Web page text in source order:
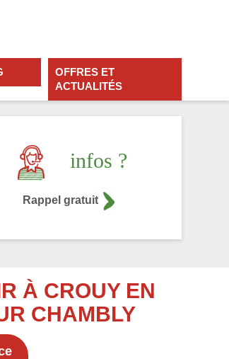
OFFRES ET
ACTUALITÉS
infos ?
Rappel gratuit
À CROUY EN
CHAMBLY